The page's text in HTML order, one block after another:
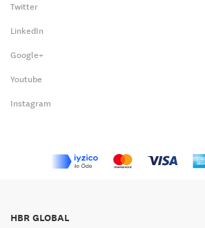
Twitter
LinkedIn
Google+
Youtube
Instagram
HBR GLOBAL